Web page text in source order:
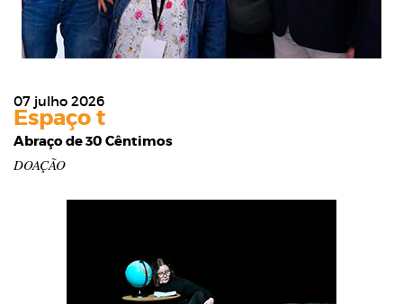
07 julho 2026
Espaço t
Abraço de 30 Cêntimos
DOAÇÃO